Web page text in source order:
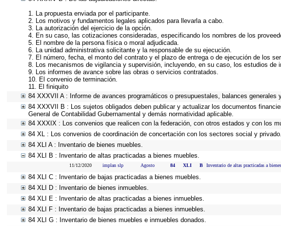
1. La propuesta enviada por el participante.
2. Los motivos y fundamentos legales aplicados para llevarla a cabo.
3. La autorización del ejercicio de la opción.
4. En su caso, las cotizaciones consideradas, especificando los nombres de los
5. El nombre de la persona física o moral adjudicada.
6. La unidad administrativa solicitante y la responsable de su ejecución.
7. El número, fecha, el monto del contrato y el plazo de entrega o de ejecución de los
8. Los mecanismos de vigilancia y supervisión, incluyendo, en su caso, los estudios de
9. Los informes de avance sobre las obras o servicios contratados.
10. El convenio de terminación.
11. El finiquito
84 XXXVII A : Informe de avances programáticos o presupuestales, balances generales
84 XXXVII B : Los sujetos obligados deben publicar y actualizar los documentos
General de Contabilidad Gubernamental y demás normatividad aplicable.
84 XXXIX : Los convenios que realicen con la federación, con otros estados y con los
84 XL : Los convenios de coordinación de concertación con los sectores social y privado.
84 XLI A : Inventario de bienes muebles.
84 XLI B : Inventario de altas practicadas a bienes muebles.
11/12/2020 implan slp Agosto 84 XLI B Inventario de altas practicadas a
84 XLI C : Inventario de bajas practicadas a bienes muebles.
84 XLI D : Inventario de bienes inmuebles.
84 XLI E : Inventario de altas practicadas a bienes inmuebles.
84 XLI F : Inventario de bajas practicadas a bienes inmuebles.
84 XLI G : Inventario de bienes muebles e inmuebles donados.